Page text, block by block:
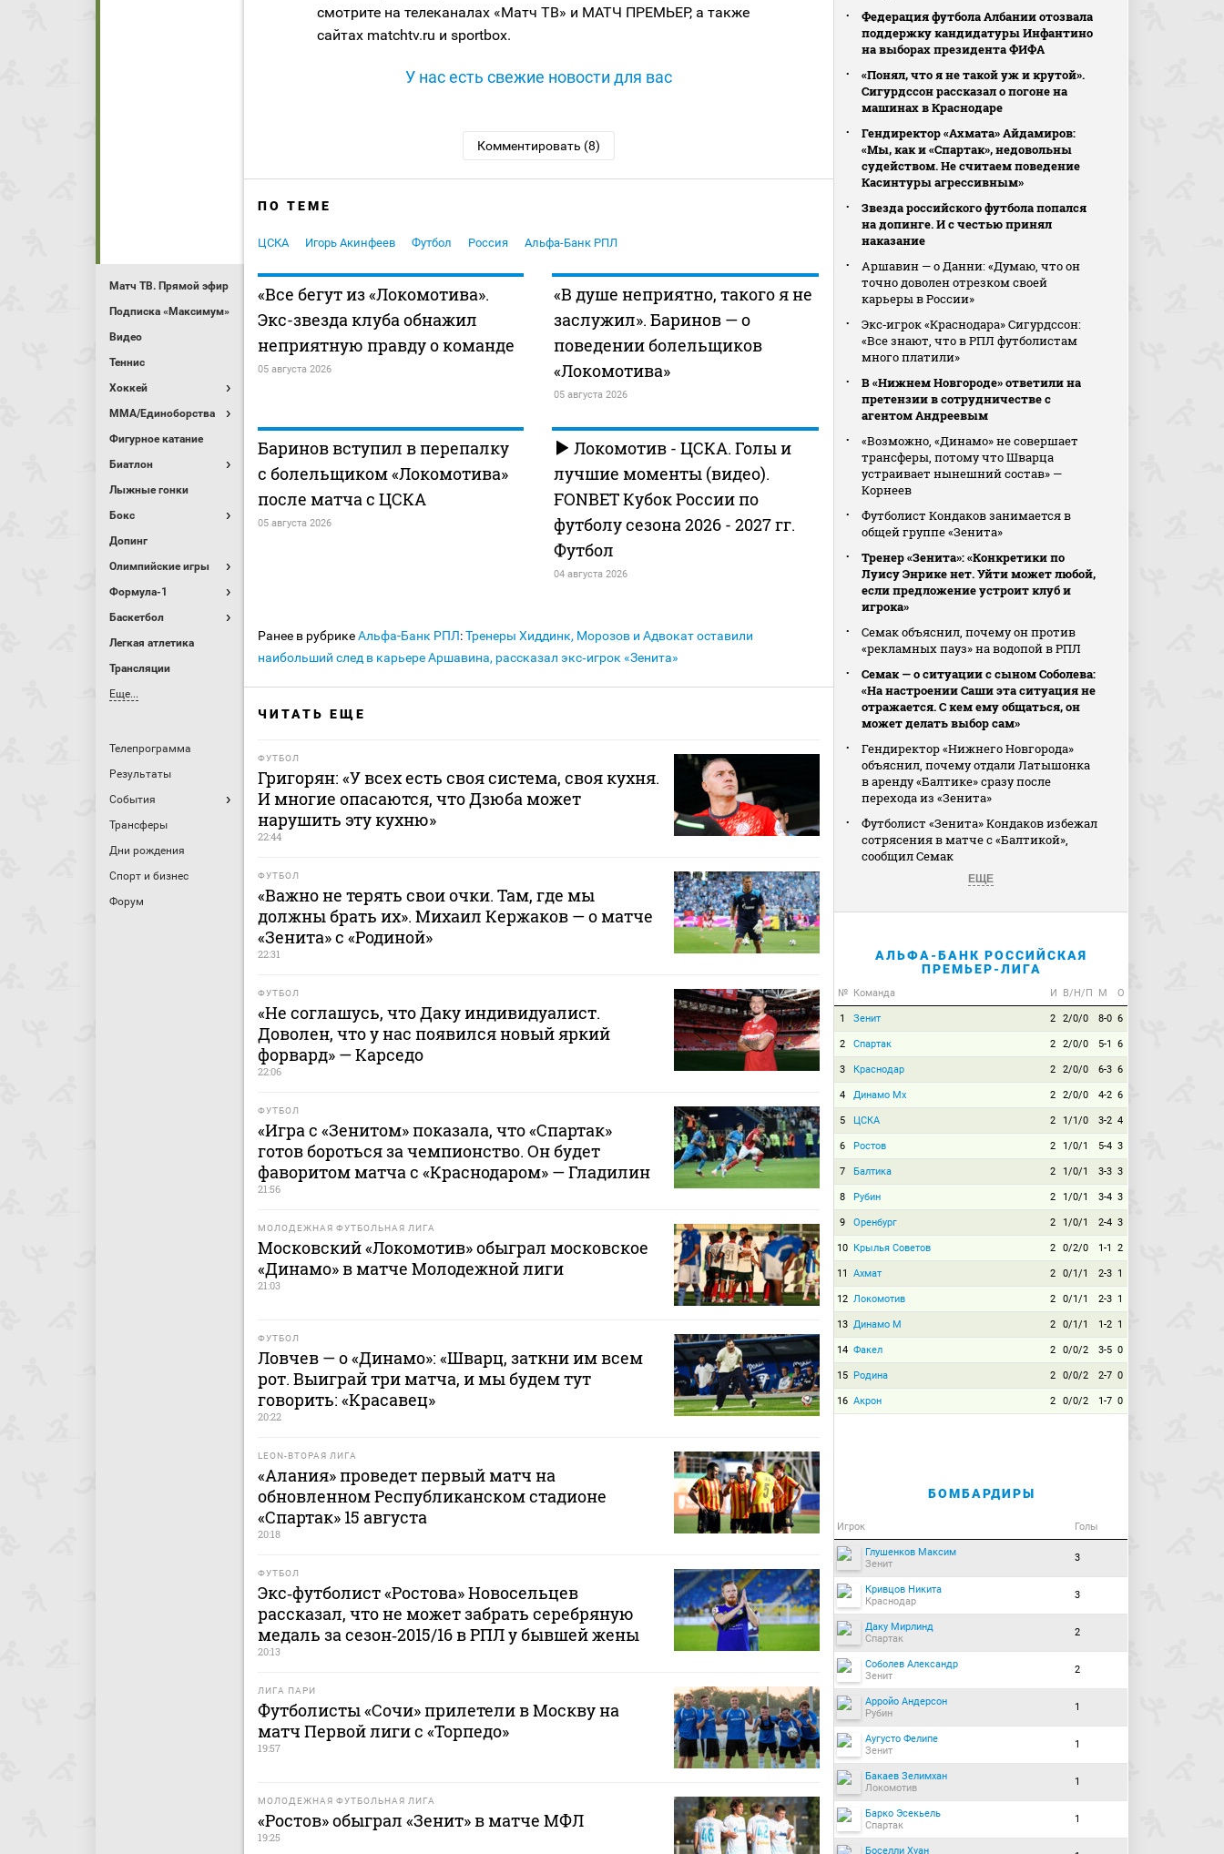
Матч ТВ. Прямой эфир
Подписка «Максимум»
Видео
Теннис
Хоккей
MMA/Единоборства
Фигурное катание
Биатлон
Лыжные гонки
Бокс
Допинг
Олимпийские игры
Формула-1
Баскетбол
Легкая атлетика
Трансляции
Еще...
Телепрограмма
Результаты
События
Трансферы
Дни рождения
Спорт и бизнес
Форум
смотрите на телеканалах «Матч ТВ» и МАТЧ ПРЕМЬЕР, а также
сайтах matchtv.ru и sportbox.
У нас есть свежие новости для вас
Комментировать (8)
ПО ТЕМЕ
ЦСКА Игорь Акинфеев Футбол Россия Альфа-Банк РПЛ
«Все бегут из «Локомотива».
Экс-звезда клуба обнажил
неприятную правду о команде
05 августа 2026
«В душе неприятно, такого я не
заслужил». Баринов — о
поведении болельщиков
«Локомотива»
05 августа 2026
Баринов вступил в перепалку
с болельщиком «Локомотива»
после матча с ЦСКА
05 августа 2026
Локомотив - ЦСКА. Голы и
лучшие моменты (видео).
FONBET Кубок России по
футболу сезона 2026 - 2027 гг.
Футбол
04 августа 2026
Ранее в рубрикеАльфа-Банк РПЛ:Тренеры Хиддинк, Морозов и Адвокат оставили
наибольший след в карьере Аршавина, рассказал экс‑игрок «Зенита»
ЧИТАТЬ ЕЩЕ
ФУТБОЛ
Григорян: «У всех есть своя система, своя кухня.
И многие опасаются, что Дзюба может
нарушить эту кухню»
22:44
ФУТБОЛ
«Важно не терять свои очки. Там, где мы
должны брать их». Михаил Кержаков — о матче
«Зенита» с «Родиной»
22:31
ФУТБОЛ
«Не соглашусь, что Даку индивидуалист.
Доволен, что у нас появился новый яркий
форвард» — Карседо
22:06
ФУТБОЛ
«Игра с «Зенитом» показала, что «Спартак»
готов бороться за чемпионство. Он будет
фаворитом матча с «Краснодаром» — Гладилин
21:56
МОЛОДЕЖНАЯ ФУТБОЛЬНАЯ ЛИГА
Московский «Локомотив» обыграл московское
«Динамо» в матче Молодежной лиги
21:03
ФУТБОЛ
Ловчев — о «Динамо»: «Шварц, заткни им всем
рот. Выиграй три матча, и мы будем тут
говорить: «Красавец»
20:22
LEON-ВТОРАЯ ЛИГА
«Алания» проведет первый матч на
обновленном Республиканском стадионе
«Спартак» 15 августа
20:18
ФУТБОЛ
Экс‑футболист «Ростова» Новосельцев
рассказал, что не может забрать серебряную
медаль за сезон‑2015/16 в РПЛ у бывшей жены
20:13
ЛИГА ПАРИ
Футболисты «Сочи» прилетели в Москву на
матч Первой лиги с «Торпедо»
19:57
МОЛОДЕЖНАЯ ФУТБОЛЬНАЯ ЛИГА
«Ростов» обыграл «Зенит» в матче МФЛ
19:25
Федерация футбола Албании отозвала
поддержку кандидатуры Инфантино
на выборах президента ФИФА
«Понял, что я не такой уж и крутой».
Сигурдссон рассказал о погоне на
машинах в Краснодаре
Гендиректор «Ахмата» Айдамиров:
«Мы, как и «Спартак», недовольны
судейством. Не считаем поведение
Касинтуры агрессивным»
Звезда российского футбола попался
на допинге. И с честью принял
наказание
Аршавин — о Данни: «Думаю, что он
точно доволен отрезком своей
карьеры в России»
Экс‑игрок «Краснодара» Сигурдссон:
«Все знают, что в РПЛ футболистам
много платили»
В «Нижнем Новгороде» ответили на
претензии в сотрудничестве с
агентом Андреевым
«Возможно, «Динамо» не совершает
трансферы, потому что Шварца
устраивает нынешний состав» —
Корнеев
Футболист Кондаков занимается в
общей группе «Зенита»
Тренер «Зенита»: «Конкретики по
Луису Энрике нет. Уйти может любой,
если предложение устроит клуб и
игрока»
Семак объяснил, почему он против
«рекламных пауз» на водопой в РПЛ
Семак — о ситуации с сыном Соболева:
«На настроении Саши эта ситуация не
отражается. С кем ему общаться, он
может делать выбор сам»
Гендиректор «Нижнего Новгорода»
объяснил, почему отдали Латышонка
в аренду «Балтике» сразу после
перехода из «Зенита»
Футболист «Зенита» Кондаков избежал
сотрясения в матче с «Балтикой»,
сообщил Семак
ЕЩЕ
АЛЬФА-БАНК РОССИЙСКАЯ
ПРЕМЬЕР-ЛИГА
№ Команда И В/Н/П М О
1 Зенит 2 2/0/0 8-0 6
2 Спартак 2 2/0/0 5-1 6
3 Краснодар 2 2/0/0 6-3 6
4 Динамо Мх 2 2/0/0 4-2 6
5 ЦСКА 2 1/1/0 3-2 4
6 Ростов 2 1/0/1 5-4 3
7 Балтика 2 1/0/1 3-3 3
8 Рубин 2 1/0/1 3-4 3
9 Оренбург 2 1/0/1 2-4 3
10 Крылья Советов 2 0/2/0 1-1 2
11 Ахмат 2 0/1/1 2-3 1
12 Локомотив 2 0/1/1 2-3 1
13 Динамо М 2 0/1/1 1-2 1
14 Факел 2 0/0/2 3-5 0
15 Родина 2 0/0/2 2-7 0
16 Акрон 2 0/0/2 1-7 0
БОМБАРДИРЫ
Игрок Голы
Глушенков Максим
Зенит
3
Кривцов Никита
Краснодар
3
Даку Мирлинд
Спартак
2
Соболев Александр
Зенит
2
Арройо Андерсон
Рубин
1
Аугусто Фелипе
Зенит
1
Бакаев Зелимхан
Локомотив
1
Барко Эсекьель
Спартак
1
Боселли Хуан